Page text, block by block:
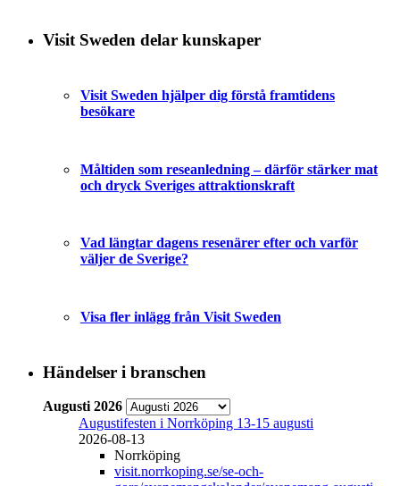
Visit Sweden delar kunskaper
Visit Sweden hjälper dig förstå framtidens
besökare
Måltiden som reseanledning – därför stärker mat
och dryck Sveriges attraktionskraft
Vad längtar dagens resenärer efter och varför
väljer de Sverige?
Visa fler inlägg från Visit Sweden
Händelser i branschen
Augusti 2026
Augustifesten i Norrköping 13-15 augusti
2026-08-13
Norrköping
visit.norrkoping.se/se-och-